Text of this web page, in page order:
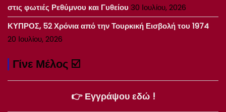
στις φωτιές Ρεθύμνου και Γυθείου 30 Ιουλίου, 2026
ΚΥΠΡΟΣ, 52 Χρόνια από την Τουρκική Εισβολή του 1974
20 Ιουλίου, 2026
Γίνε Μέλος ☑️
👉 Εγγράψου εδώ !